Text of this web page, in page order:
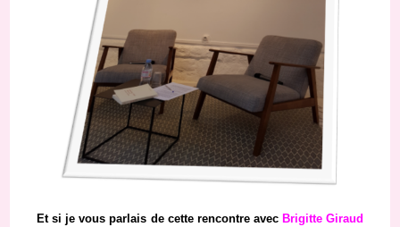
Et si je vous parlais de cette rencontre avec Brigitte Giraud